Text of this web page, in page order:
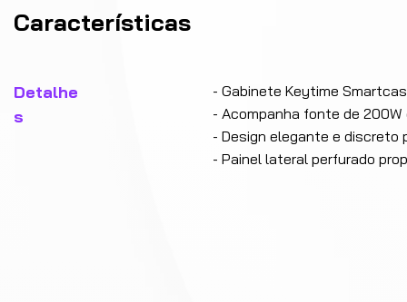
Características
Detalhe
s
- Gabinete Keytime
- Acompanha fonte de
- Design elegante e discreto
- Painel lateral perfurado